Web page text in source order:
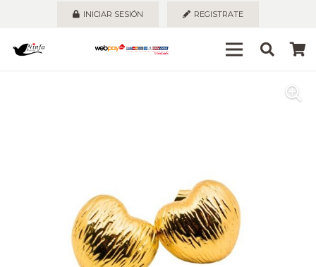
INICIAR SESIÓN REGISTRATE